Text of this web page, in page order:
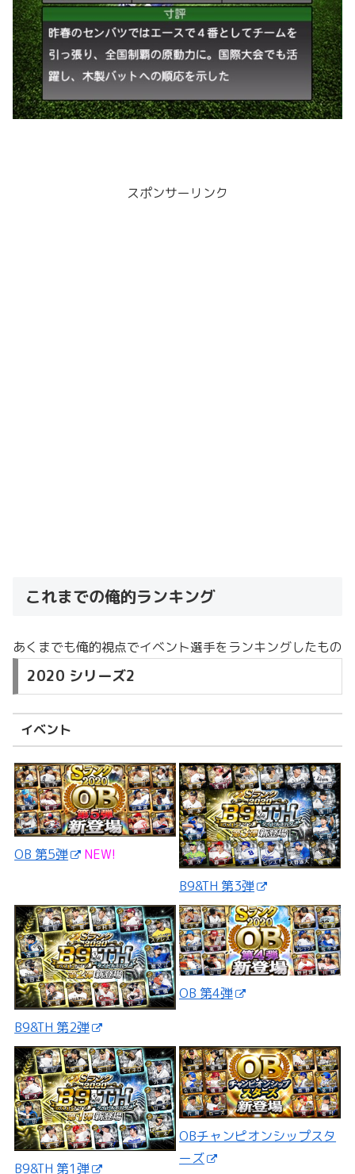
スポンサーリンク
これまでの俺的ランキング
あくまでも俺的視点でイベント選手をランキングしたもの
2020 シリーズ2
イベント
OB 第5弾
NEW!
B9&TH 第3弾
B9&TH 第2弾
OB 第4弾
B9&TH 第1弾
OBチャンピオンシップスタ
ーズ